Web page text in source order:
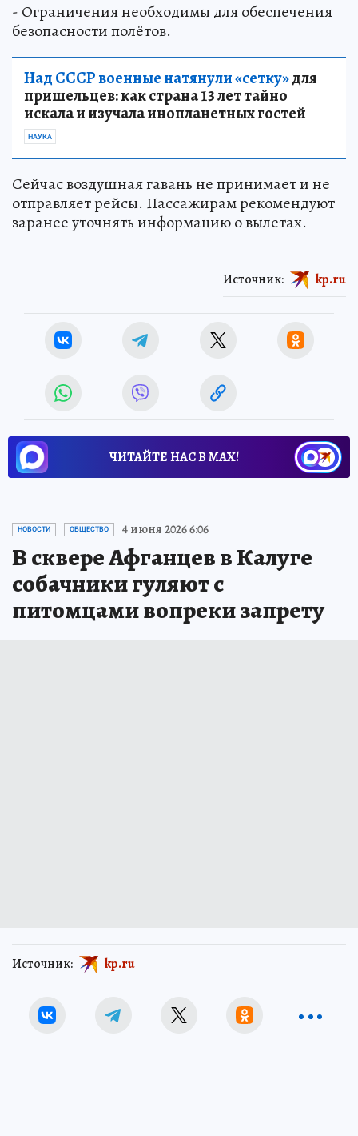
- Ограничения необходимы для обеспечения
безопасности полётов.
Над СССР военные натянули «сетку»для
пришельцев: как страна 13 лет тайно
искала и изучала инопланетных гостей
НАУКА
Сейчас воздушная гавань не принимает и не
отправляет рейсы. Пассажирам рекомендуют
заранее уточнять информацию о вылетах.
Источник: kp.ru
ЧИТАЙТЕ НАС В МАХ!
НОВОСТИ ОБЩЕСТВО 4 июня 2026 6:06
В сквере Афганцев в Калуге
собачники гуляют с
питомцами вопреки запрету
Источник: kp.ru